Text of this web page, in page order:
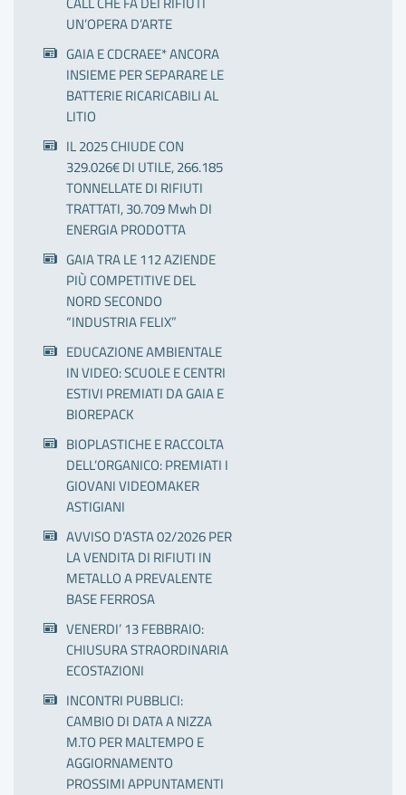
UN’OPERA D’ARTE
GAIA E CDCRAEE* ANCORA
INSIEME PER SEPARARE LE
BATTERIE RICARICABILI AL
LITIO
IL 2025 CHIUDE CON
329.026€ DI UTILE, 266.185
TONNELLATE DI RIFIUTI
TRATTATI, 30.709 Mwh DI
ENERGIA PRODOTTA
GAIA TRA LE 112 AZIENDE
PIÙ COMPETITIVE DEL
NORD SECONDO
“INDUSTRIA FELIX”
EDUCAZIONE AMBIENTALE
IN VIDEO: SCUOLE E CENTRI
ESTIVI PREMIATI DA GAIA E
BIOREPACK
BIOPLASTICHE E RACCOLTA
DELL’ORGANICO: PREMIATI I
GIOVANI VIDEOMAKER
ASTIGIANI
AVVISO D’ASTA 02/2026 PER
LA VENDITA DI RIFIUTI IN
METALLO A PREVALENTE
BASE FERROSA
VENERDI’ 13 FEBBRAIO:
CHIUSURA STRAORDINARIA
ECOSTAZIONI
INCONTRI PUBBLICI:
CAMBIO DI DATA A NIZZA
M.TO PER MALTEMPO E
AGGIORNAMENTO
PROSSIMI APPUNTAMENTI